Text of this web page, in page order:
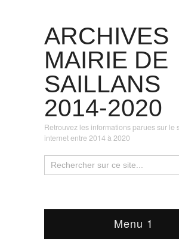
ARCHIVES
MAIRIE DE
SAILLANS
2014-2020
Retrouvez les informations parues sur le
internet entre 2014 à 2020
Menu 1